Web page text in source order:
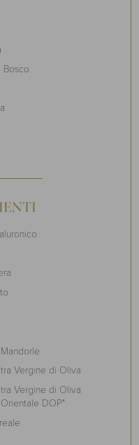
Bosco
Vergine di Oliva
Vergine di Oliva
DOP"